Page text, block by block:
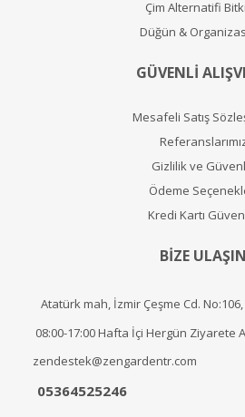
Çim Alternatifi
Düğün &
GÜVENLİ
Mesafeli Satış
Gizlilik ve
Ödeme
Kredi Kartı
BİZE ULAŞIN
Atatürk mah, İzmir Çeşme Cd.
08:00-17:00 Hafta İçi Hergün Ziyarete
zendestek@zengardentr.com
05364525246